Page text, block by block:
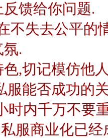
馈给你问题.
不失去公平的
氛.
色,切记模仿他
服能否成功的
时内千万不要
服商业化已